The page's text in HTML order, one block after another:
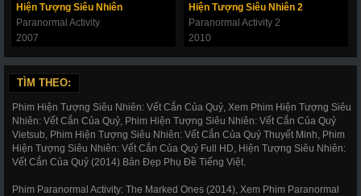
Hiện Tượng Siêu Nhiên
Paranormal Activity
2007
Hiện Tượng Siêu Nhiên 2
Paranormal Activity 2
2010
TÌM THEO:
Phim Hiện Tượng Siêu Nhiên: Vết Cắn Của Quỷ, Xem Phim Hiện Tượng Siêu
Nhiên: Vết Cắn Của Quỷ, Phim Hiện Tượng Siêu Nhiên: Vết Cắn Của Quỷ
Vietsub, Phim Hiện Tượng Siêu Nhiên: Vết Cắn Của Quỷ Thuyết Minh, Phim
Hiện Tượng Siêu Nhiên: Vết Cắn Của Quỷ Full HD, Hiện Tượng Siêu Nhiên:
Vết Cắn Của Quỷ (2014) Bản Đẹp Phụ Đề Tiếng Việt.
Phim Paranormal Activity: The Marked Ones (2014), Xem Phim Paranormal